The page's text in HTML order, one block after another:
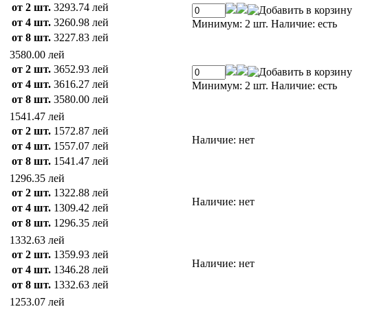
от 2 шт. 3293.74 лей
от 4 шт. 3260.98 лей
от 8 шт. 3227.83 лей
Минимум: 2 шт. Наличие: есть
3580.00 лей
от 2 шт. 3652.93 лей
от 4 шт. 3616.27 лей
от 8 шт. 3580.00 лей
Минимум: 2 шт. Наличие: есть
1541.47 лей
от 2 шт. 1572.87 лей
от 4 шт. 1557.07 лей
от 8 шт. 1541.47 лей
Наличие: нет
1296.35 лей
от 2 шт. 1322.88 лей
от 4 шт. 1309.42 лей
от 8 шт. 1296.35 лей
Наличие: нет
1332.63 лей
от 2 шт. 1359.93 лей
от 4 шт. 1346.28 лей
от 8 шт. 1332.63 лей
Наличие: нет
1253.07 лей